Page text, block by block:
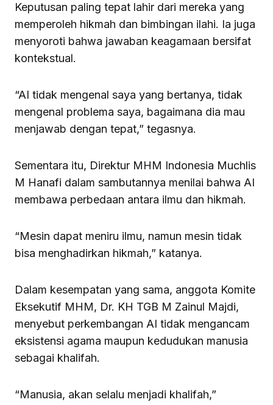
Keputusan paling tepat lahir dari mereka yang
memperoleh hikmah dan bimbingan ilahi. Ia juga
menyoroti bahwa jawaban keagamaan bersifat
kontekstual.
“AI tidak mengenal saya yang bertanya, tidak
mengenal problema saya, bagaimana dia mau
menjawab dengan tepat,” tegasnya.
Sementara itu, Direktur MHM Indonesia Muchlis
M Hanafi dalam sambutannya menilai bahwa AI
membawa perbedaan antara ilmu dan hikmah.
“Mesin dapat meniru ilmu, namun mesin tidak
bisa menghadirkan hikmah,” katanya.
Dalam kesempatan yang sama, anggota Komite
Eksekutif MHM, Dr. KH TGB M Zainul Majdi,
menyebut perkembangan AI tidak mengancam
eksistensi agama maupun kedudukan manusia
sebagai khalifah.
“Manusia, akan selalu menjadi khalifah,”